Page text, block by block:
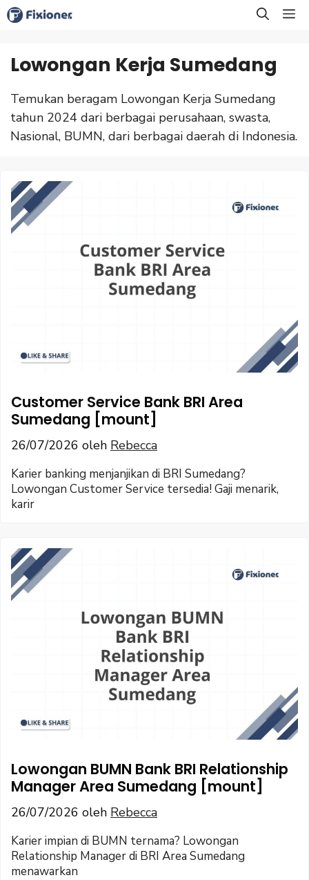
Langsung
ke
Lowongan Kerja Sumedang
Temukan beragam Lowongan Kerja Sumedang
tahun 2024 dari berbagai perusahaan, swasta,
Nasional, BUMN, dari berbagai daerah di Indonesia.
Customer Service Bank BRI Area
Sumedang [mount]
26/07/2026 oleh Rebecca
Karier banking menjanjikan di BRI Sumedang?
Lowongan Customer Service tersedia! Gaji menarik,
karir
Lowongan BUMN Bank BRI Relationship
Manager Area Sumedang [mount]
26/07/2026 oleh Rebecca
Karier impian di BUMN ternama? Lowongan
Relationship Manager di BRI Area Sumedang
menawarkan